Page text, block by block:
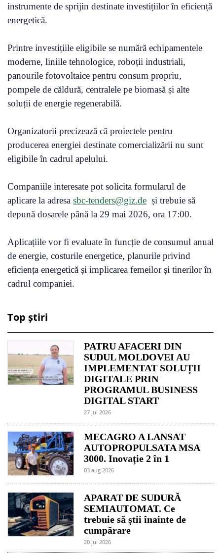
instrumente de sprijin destinate investițiilor în eficiență
energetică.
Printre investițiile eligibile se numără echipamentele
moderne, liniile tehnologice, roboții industriali,
panourile fotovoltaice pentru consum propriu,
pompele de căldură, centralele pe biomasă și alte
soluții de energie regenerabilă.
Organizatorii precizează că proiectele pentru
producerea energiei destinate comercializării nu sunt
eligibile în cadrul apelului.
Companiile interesate pot solicita formularul de
aplicare la adresa sbc-tenders@giz.de și trebuie să
depună dosarele până la 29 mai 2026, ora 17:00.
Aplicațiile vor fi evaluate în funcție de consumul anual
de energie, costurile energetice, planurile privind
eficiența energetică și implicarea femeilor și tinerilor în
cadrul companiei.
Top știri
PATRU AFACERI DIN
SUDUL MOLDOVEI AU
IMPLEMENTAT SOLUȚII
DIGITALE PRIN
PROGRAMUL BUSINESS
DIGITAL START
27 jul 2026
MECAGRO A LANSAT
AUTOPROPULSATA MSA
3000. Inovație 2 în 1
03 aug 2026
APARAT DE SUDURĂ
SEMIAUTOMAT. Ce
trebuie să știi înainte de
cumpărare
20 jul 2026